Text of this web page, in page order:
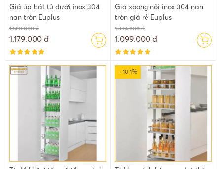
Giá úp bát tủ dưới inox 304
nan tròn Euplus
1.520.000 đ
1.179.000 đ
Giá xoong nồi inox 304 nan
tròn giá rẻ Euplus
1.384.000 đ
1.099.000 đ
- 10.1%